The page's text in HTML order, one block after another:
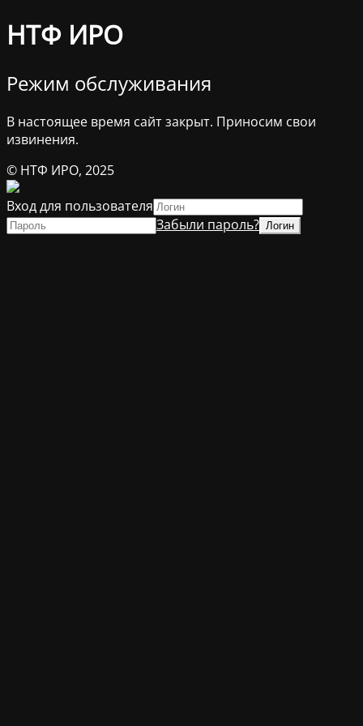
НТФ ИРО
Режим обслуживания
В настоящее время сайт закрыт. Приносим свои
извинения.
© НТФ ИРО, 2025
Вход для пользователя
Забыли пароль?